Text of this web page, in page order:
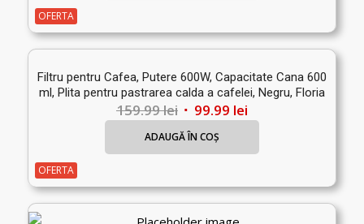
579.00 lei.
OFERTA
Filtru pentru Cafea, Putere 600W, Capacitate Cana 600
ml, Plita pentru pastrarea calda a cafelei, Negru, Floria
159.99lei Prețul
inițial
159.99 lei.
99.99 leiPrețul
curent
este:
ADAUGĂ ÎN COȘ
OFERTA